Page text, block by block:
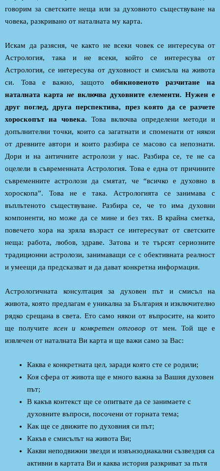
говорим за светските неща или за духовното съществуване на
човека, разкривано от наталната му карта.
Искам да разясня, че както не всеки човек се интересува от
Астрология, така и не всеки, който се интересува от
Астрология, се интересува от духовност и смисъла на живота
си. Това е важно, защото обикновеното разчитане на
наталната карта не включва духовните елементи. Нужен е
друг поглед, друга перспектива, през която да се разчете
хороскопът на човека.Това включва определени методи и
допълнителни точки, които са загатнати и споменати от някои
от древните автори и които разбира се масово са непознати.
Дори и на античните астролози у нас. Разбира се, те не са
оцелели в съвременната Астрология. Това е една от причините
съвременните астролози да смятат, че “всичко е духовно в
хороскопа”. Това не е така. Астрологията се занимава с
въплътеното съществуване. Разбира се, че то има духовни
компоненти, но може да се мине и без тях. В крайна сметка,
повечето хора на зряла възраст се интересуват от светските
неща: работа, любов, здраве. Затова и те търсят сериозните
традиционни астролози, занимаващи се с обективната реалност
и умеещи да предсказват и да дават конкретна информация.
Астрологичната консултация за духовен път и смисъл на
живота, която предлагам е уникална за България и изключително
рядко срещана в света. Ето само някои от въпросите, на които
ще получитеясен и конкретен отговор от мен. Той ще е
извлечен от наталната Ви карта и ще важи само за Вас:
Каква е конкретната цел, заради която сте се родили;
Коя сфера от живота ще е много важна за Вашия духовен
път;
В какъв контекст ще се опитвате да се занимаете с
духовните въпроси, посочени от горната тема;
Как ще се движите по духовния си път;
Какъв е смисълът на живота Ви;
Какви неподвижни звезди и извънзодиакални съзвездия са
активни в картата Ви и каква история разкриват за пътя